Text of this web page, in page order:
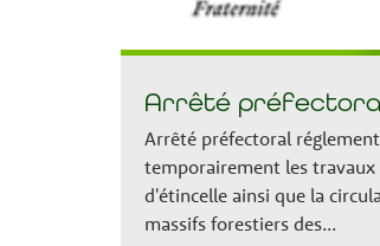
Arrêté
Arrêté préfectoral
temporairement les travaux
d'étincelle ainsi que la
massifs forestiers des...